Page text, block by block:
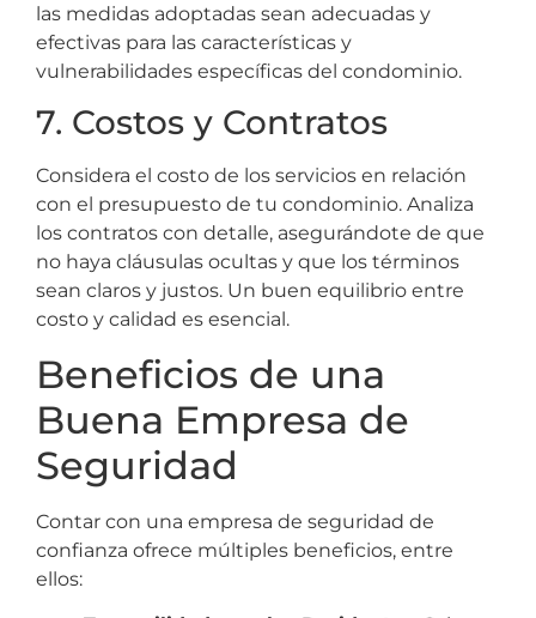
las medidas adoptadas sean adecuadas y
efectivas para las características y
vulnerabilidades específicas del condominio.
7. Costos y Contratos
Considera el costo de los servicios en relación
con el presupuesto de tu condominio. Analiza
los contratos con detalle, asegurándote de que
no haya cláusulas ocultas y que los términos
sean claros y justos. Un buen equilibrio entre
costo y calidad es esencial.
Beneficios de una
Buena Empresa de
Seguridad
Contar con una empresa de seguridad de
confianza ofrece múltiples beneficios, entre
ellos: